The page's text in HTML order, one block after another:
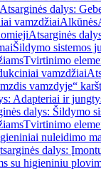
Atsarginės dalys:
vamzdžiaiAlkūnės
Atsarginės
Šildymo sistemos
Tvirtinimo
vamzdžiai
vamzdyje“
Adapteriai ir
dalys: Šildymo
Tvirtinimo
nuleidimo
dalys:
su higieniniu